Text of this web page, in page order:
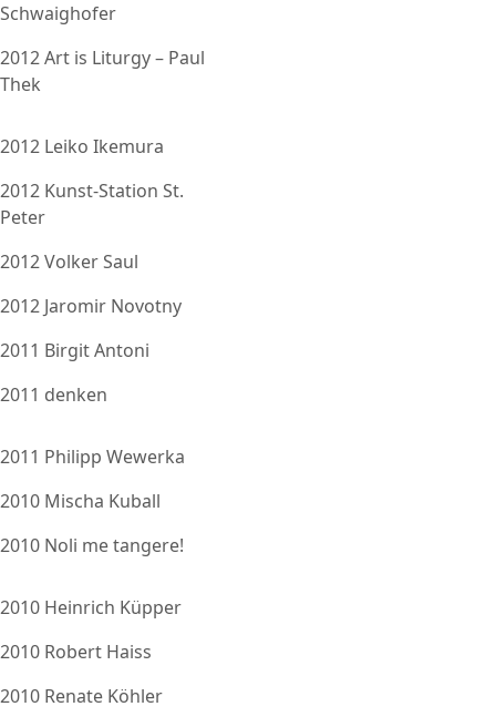
Schwaighofer
2012 Art is Liturgy – Paul
Thek
2012 Leiko Ikemura
2012 Kunst-Station St.
Peter
2012 Volker Saul
2012 Jaromir Novotny
2011 Birgit Antoni
2011 denken
2011 Philipp Wewerka
2010 Mischa Kuball
2010 Noli me tangere!
2010 Heinrich Küpper
2010 Robert Haiss
2010 Renate Köhler